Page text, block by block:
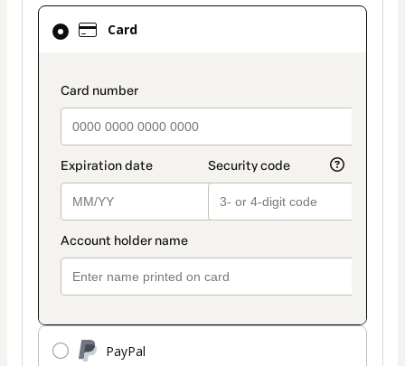
Card
payment_data.section_title_v2
PayPal
Card
selected
method